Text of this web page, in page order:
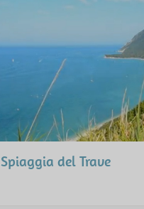
Spiaggia del Trave